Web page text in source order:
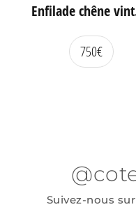
750€
Suivez-nous